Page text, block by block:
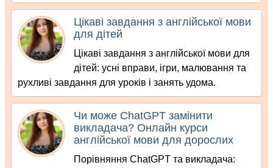
Цікаві завдання з англійської мови
для дітей
Цікаві завдання з англійської мови для
дітей: усні вправи, ігри, малювання та
рухливі завдання для уроків і занять удома.
Чи може ChatGPT замінити
викладача? Онлайн курси
англійської мови для дорослих
Порівняння ChatGPT та викладача: